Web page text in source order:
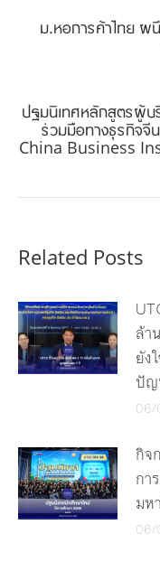
ม.หอการค้าไทย
ปฐมนิเทศหลักสูตรผู้บ
ร่วมมือทางธุรกิจ
China Business
Related Posts
ล้า
ยัง
ปัญ
06/
กิจ
กา
มห
06/